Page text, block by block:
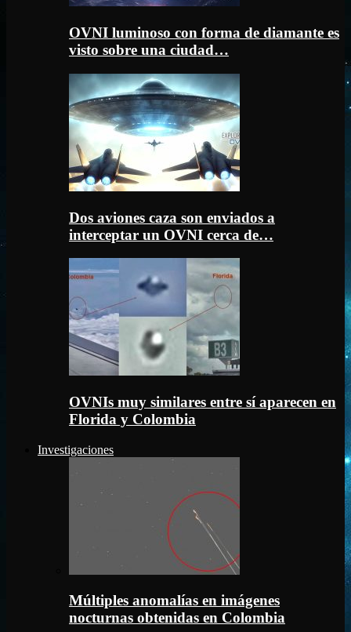
OVNI luminoso con forma de diamante es
visto sobre una ciudad…
Dos aviones caza son enviados a
interceptar un OVNI cerca de…
OVNIs muy similares entre sí aparecen en
Florida y Colombia
Investigaciones
Múltiples anomalías en imágenes
nocturnas obtenidas en Colombia